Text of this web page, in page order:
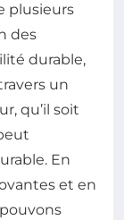
plusieurs
des
durable,
un
qu’il soit
En
et en